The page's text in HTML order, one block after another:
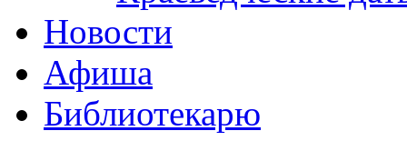
Новости
Афиша
Библиотекарю